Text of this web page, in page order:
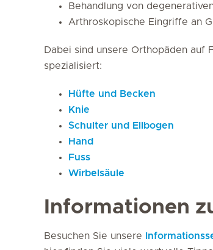
Behandlung von
Arthroskopische Eingriffe an
Dabei sind unsere Orthopäden auf
spezialisiert:
Hüfte und Becken
Knie
Schulter und Ellbogen
Hand
Fuss
Wirbelsäule
Informationen
Besuchen Sie unsere